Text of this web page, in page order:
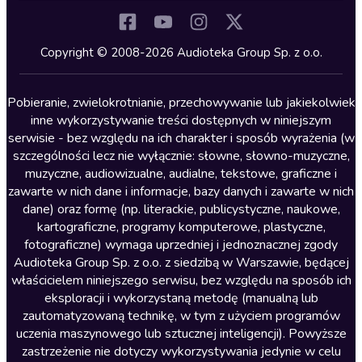
Kryminały
Lektury szkolne
Literatura anglojęzyczna
Literatura faktu
Literatura obyczajowa
Literatura piękna obca
Literatura piękna polska
Nagrania relaksacyjne
Nauka języków
Nauki humanistyczne
Podcasty i audycje
Polityka
Copyright © 2008-2026 Audioteka Group Sp. z o.o.
Pobieranie, zwielokrotnianie, przechowywanie lub jakiekolwiek
inne wykorzystywanie treści dostępnych w niniejszym
serwisie - bez względu na ich charakter i sposób wyrażenia (w
szczególności lecz nie wyłącznie: słowne, słowno-muzyczne,
muzyczne, audiowizualne, audialne, tekstowe, graficzne i
zawarte w nich dane i informacje, bazy danych i zawarte w nich
dane) oraz formę (np. literackie, publicystyczne, naukowe,
kartograficzne, programy komputerowe, plastyczne,
fotograficzne) wymaga uprzedniej i jednoznacznej zgody
Audioteka Group Sp. z o.o. z siedzibą w Warszawie, będącej
właścicielem niniejszego serwisu, bez względu na sposób ich
eksploracji i wykorzystaną metodę (manualną lub
zautomatyzowaną technikę, w tym z użyciem programów
uczenia maszynowego lub sztucznej inteligencji). Powyższe
zastrzeżenie nie dotyczy wykorzystywania jedynie w celu